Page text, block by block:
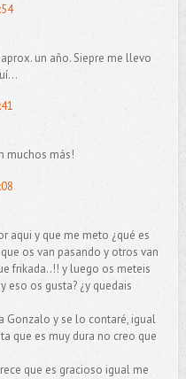
un año. Siepre me llevo
muchos más!
aqui y que me meto ¿qué es
os van pasando y otros van
frikada..!! y luego os meteis
eso os gusta? ¿y quedais
Gonzalo y se lo contaré, igual
que es muy dura no creo que
que es gracioso igual me